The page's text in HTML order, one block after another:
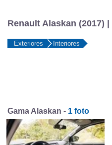
Renault Alaskan (2017) |
Exteriores Interiores
Gama Alaskan - 1 foto